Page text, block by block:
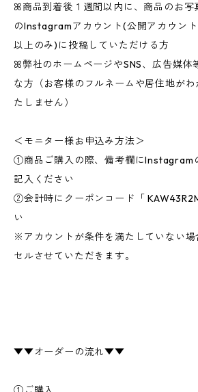
ꕤ商品到着後１週間以内に、商品のお写
のInstagramアカウント(公開アカウン
以上のみ)に投稿していただける方
ꕤ弊社のホームページやSNS、広告媒体
な方（お客様のフルネームや居住地が
たしません）
＜モニター様お申込み方法＞
①商品ご購入の際、備考欄にInstagram
記入ください
②会計時にクーポンコード「
い
※アカウントが条件を満たしていない場
セルさせていただきます。
▼▼オーダーの流れ▼▼